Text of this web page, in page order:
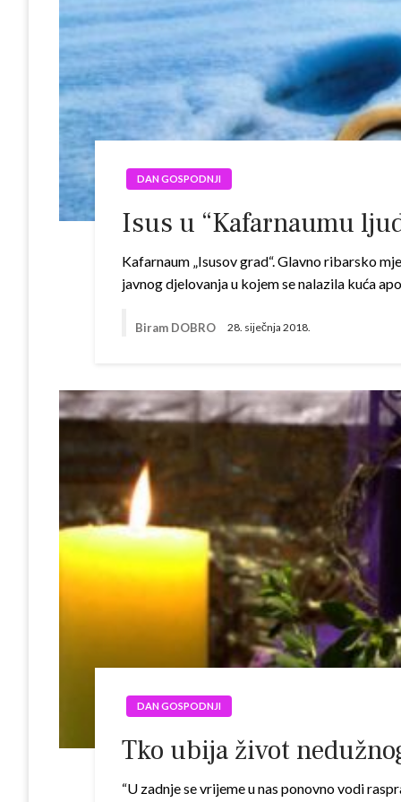
DAN GOSPODNJI
Isus u “Kafarnaumu
Kafarnaum „Isusov grad“. Glavno ribarsko
javnog djelovanja u kojem se nalazila kuća
Biram DOBRO 28. siječnja 2018.
DAN GOSPODNJI
Tko ubija život
“U zadnje se vrijeme u nas ponovno vodi